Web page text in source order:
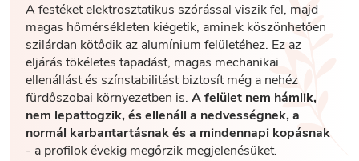
A festéket elektrosztatikus szórással viszik fel, majd
magas hőmérsékleten kiégetik, aminek köszönhetően
szilárdan kötődik az alumínium felületéhez. Ez az
eljárás tökéletes tapadást, magas mechanikai
ellenállást és színstabilitást biztosít még a nehéz
fürdőszobai környezetben is. A felület nem hámlik,
nem lepattogzik, és ellenáll a nedvességnek, a
normál karbantartásnak és a mindennapi kopásnak
- a profilok évekig megőrzik megjelenésüket.